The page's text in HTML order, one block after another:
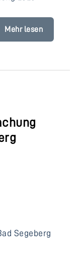
Mehr lesen
Segeberg